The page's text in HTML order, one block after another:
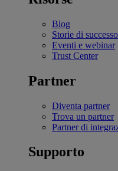
Blog
Storie di successo
Eventi e webinar
Trust Center
Partner
Diventa partner
Trova un partner
Partner di
Supporto